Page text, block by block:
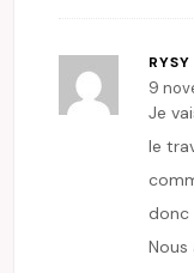
RYSY
9
Je
le
donc